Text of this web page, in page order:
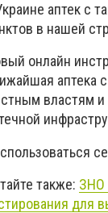
аптек с
в нашей
онлайн
аптека
властям и
также: ЗНО
для